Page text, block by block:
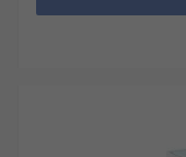
ขาดการเชื่อมต่